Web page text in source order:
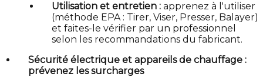
Utilisation et entretien : apprenez à l'utiliser
(méthode EPA : Tirer, Viser, Presser, Balayer)
et faites-le vérifier par un professionnel
selon les recommandations du fabricant.
Sécurité électrique et appareils de chauffage :
prévenez les surcharges